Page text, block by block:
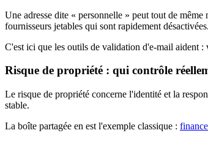
Une adresse dite « personnelle » peut tout de
fournisseurs jetables qui sont rapidement désactivées.
C'est ici que les outils de validation d'e-mail aident :
Risque de propriété : qui contrôle
Le risque de propriété concerne l'identité et la
stable.
La boîte partagée en est l'exemple classique :